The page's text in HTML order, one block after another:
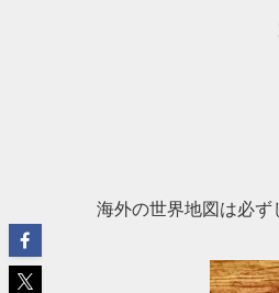
海外の世界地図は必ず